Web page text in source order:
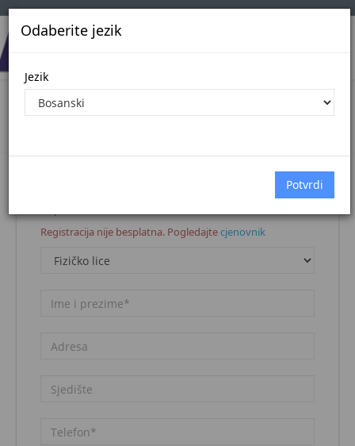
Odaberite jezik
Jezik
Registracija korisnika
Registracija nije besplatna. Pogledajtecjenovnik